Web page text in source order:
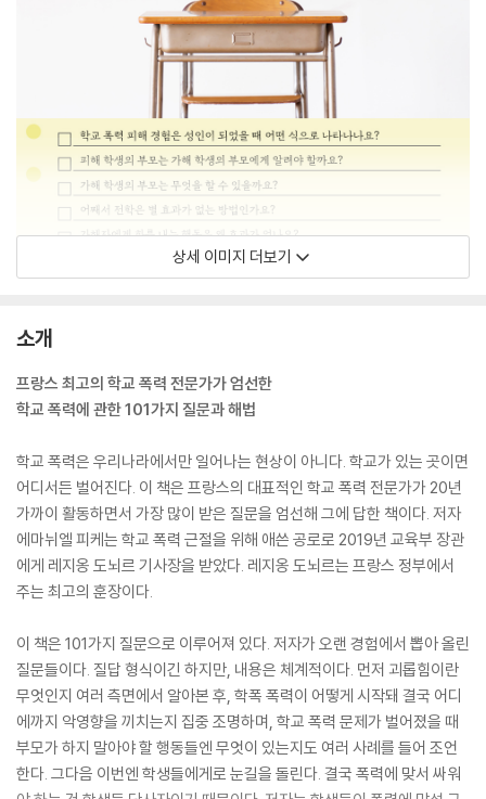
상세 이미지 더보기
소개
프랑스 최고의 학교 폭력 전문가가 엄선한
학교 폭력에 관한 101가지 질문과 해법
학교 폭력은 우리나라에서만 일어나는 현상이 아니다. 학교가 있는 곳이면
어디서든 벌어진다. 이 책은 프랑스의 대표적인 학교 폭력 전문가가 20년
가까이 활동하면서 가장 많이 받은 질문을 엄선해 그에 답한 책이다. 저자
에마뉘엘 피케는 학교 폭력 근절을 위해 애쓴 공로로 2019년 교육부 장관
에게 레지옹 도뇌르 기사장을 받았다. 레지옹 도뇌르는 프랑스 정부에서
주는 최고의 훈장이다.
이 책은 101가지 질문으로 이루어져 있다. 저자가 오랜 경험에서 뽑아 올린
질문들이다. 질답 형식이긴 하지만, 내용은 체계적이다. 먼저 괴롭힘이란
무엇인지 여러 측면에서 알아본 후, 학폭 폭력이 어떻게 시작돼 결국 어디
에까지 악영향을 끼치는지 집중 조명하며, 학교 폭력 문제가 벌어졌을 때
부모가 하지 말아야 할 행동들엔 무엇이 있는지도 여러 사례를 들어 조언
한다. 그다음 이번엔 학생들에게로 눈길을 돌린다. 결국 폭력에 맞서 싸워